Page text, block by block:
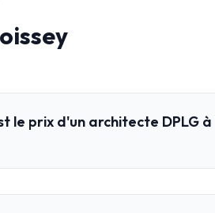
le prix d'un architecte DPLG à